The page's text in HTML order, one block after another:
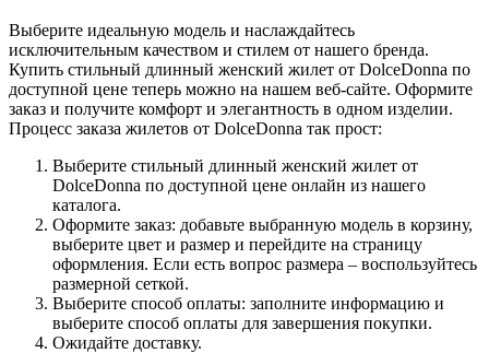
Выберите идеальную модель и наслаждайтесь
исключительным качеством и стилем от нашего бренда.
Купить стильный длинный женский жилет от DolceDonna по
доступной цене теперь можно на нашем веб-сайте. Оформите
заказ и получите комфорт и элегантность в одном изделии.
Процесс заказа жилетов от DolceDonna так прост:
Выберите стильный длинный женский жилет от
DolceDonna по доступной цене онлайн из нашего
каталога.
Оформите заказ: добавьте выбранную модель в корзину,
выберите цвет и размер и перейдите на страницу
оформления. Если есть вопрос размера – воспользуйтесь
размерной сеткой.
Выберите способ оплаты: заполните информацию и
выберите способ оплаты для завершения покупки.
Ожидайте доставку.